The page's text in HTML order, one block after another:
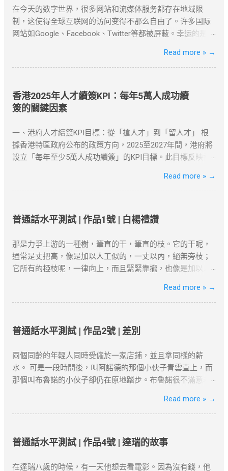
服务，通过MPLS VPN技术实现全球安全互联。 全球超过50
个节点覆盖 SLA服务等级保证 金融级加密传输 中国联通云联
网 提供跨境云连接服务，支持企业混合云架构，实现本地数
由优化 可视化运维管理 阿里云VPN网关 阿里云提供的企业
级VPN服务，支持IPSec VPN连接，实现本地数据中心与VPC
在今天的数字世界，很多网站和流媒体服务都存在地域限
制，这使得全球互联网的访问变得不那么自由了。许多国际
网站如Google、Facebook、Twitter等都被屏蔽。幸运的是，
理限制，畅享全球内容。 什么是VPN翻墙？ VPN翻墙指的是
使用VPN技术，通过改变用户的IP地址，来绕过网络审查和
你的上网数据，同时隐藏真实IP，使你能够以另一个地区的
身份访问互联网资源。 对于许多需要翻墙的用户，VPN是最
Netflix、YouTube等流媒体平台，VPN都提供了安全、可靠的
解决方案。 如何选择合适的VPN工具？ 选择VPN时，有几个
因素需要考虑：速度、服务器位置、安全性和用户友好性。
仅在突破地域限制方面表现出色，而且能够提供强大的安全
保障： NordVPN ：知名度高，全球多个国家和地区的服务
强，支持Netflix、YouTube等流媒体解锁。 Surfshark ：价格
置VPN翻墙？ 下载并安装VPN客户端 ：选择你喜欢的VPN服
务商，下载安装客户端。 连接到合适的服务器 ：选择一个你
想连接的地区服务器，例如美国或香港。 开始浏览 ：一旦连
活动都将被加密，你可以自由访问被封锁的网站或流媒体平
台。 常见问题与解决方案 VPN连接失败 ：如果VPN无法连
置。你也可以检查本地网络设置是否正确。 Netflix检测到
VPN ：一些流媒体平台会检测到VPN连接并限制访问。如果
出现这种情况，尝试更换不同的服务器或使用专门支持
Netflix的VPN服务。 连接速度慢 ：VPN加密会略微影响上网
速度。如果速度较慢，可以尝试切换到不同的VPN服务器，
网站和应用都受到严格的审查和封锁。使用VPN翻墙，可以
突破“防火墙”的限制，畅享全球互联网内容。尽管网络审查非
Read more » →
香港2025年人才續簽KPI：每年5萬人成功續
簽的關鍵因素
一、港府人才續簽KPI目標：從「搶人才」到「留人才」 根
據香港特區政府公布的政策方向，2025至2027年間，港府將
設立「每年至少5萬人成功續簽」的KPI目標。此目標反映香
數據背景 ：截至2025年初，高才通計劃已吸引近9.3萬人获
批，其中7.5萬人携家庭落地香港。 政策動機 ：孫玉菡強
數量。 二、2025年續簽審核的核心條件 港府對人才續簽的審
因素： 1. 穩定的工作與收入 薪俸稅門檻 ：續簽需證明「穩
定收入」且符合市場水平，年薪需達200萬港幣以上（針對高
才A類）。 合約與職位匹配 ：受聘工作須與學歷及專業相
居住與社會融入 「兩址兩單」原則 ：需提供住址證明（租
約、水電單）、公司地址及薪俸稅/利得稅單，證明與香港的
期離港者需提供合理解釋（如外派工作）。 3. 創業或業務貢
公租約，證明公司實際運營。 年收入門檻 ：企業年盈利建議
超500萬港幣，方能符合「合理規模業務」標準。 4. 家庭成
員在港生活 配偶與子女因素 ：若配偶在港工作、子女就讀本
見誤區 1. 申請時間與材料準備 提前3個月申請 ：高才續簽需
在原簽證到期前3個月提交。 材料清單 ：根據就業、創業或
拒簽原因與避坑建議 誤區一：依賴「空殼公司」 高才自雇續
簽需避免「虛假掛靠」，空殼公司拒批率超80%。 誤區二：
忽略居住要求 離港超過180天未提供合理解釋，可能被視為
Read more » →
普通話水平測試 | 作品1號 | 白楊禮讚
那是力爭上游的一種樹，筆直的干，筆直的枝。它的干呢，
通常是丈把高，像是加以人工似的，一丈以內，絕無旁枝；
它所有的椏枝呢，一律向上，而且緊緊靠攏，也像是加以人
片向上，幾乎沒有斜生的，更不用說倒垂了；它的皮，光滑
而有銀色的暈圈，微微泛出淡青色。這是雖在北方的風雪的
卻努力向上發展，高到丈許，兩丈，參天聳立，不折不撓，
決不是平凡的樹! 它沒有婆娑的姿態，沒有屈曲盤旋的虯枝，
也許你要說它不美麗，--如果美是專指“婆娑”或“橫斜逸出”之
類而言，那麼，白楊樹算不得樹中的好女子；但是它卻是偉
不屈與挺拔，它是樹中的偉丈夫!當你在積雪初融的高原上走
過，看見平坦的大地上傲然挺立這麼一株或一排白楊樹，難
堅強不屈，至少也像徵了北方的農民；難道你竟一點兒也不
節選自茅盾《白楊禮讚》 資料搜尋自網
Read more » →
普通話水平測試 | 作品2號 | 差別
兩個同齡的年輕人同時受僱於一家店鋪，並且拿同樣的薪
水。 可是一段時間後，叫阿諾德的那個小伙子青雲直上，而
那個叫布魯諾的小伙子卻仍在原地踏步。布魯諾很不滿意老
一邊耐心地聽著他的抱怨，一邊在心裡盤算著怎樣向他解釋
清楚他和阿諾德之間的差別。 “布魯諾先生，”老闆開口說話
布魯諾從集市上回來向老闆匯報說，今早集市上只有一個農
帽子又跑到集上，然後回來告訴老闆一共四十袋土豆。 “價格
Read more » →
普通話水平測試 | 作品4號 | 達瑞的故事
在達瑞八歲的時候，有一天他想去看電影。因為沒有錢，他